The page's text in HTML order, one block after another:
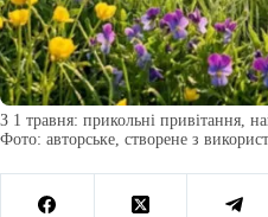
З 1 травня: прикольні привітання,
Фото: авторське, створене з